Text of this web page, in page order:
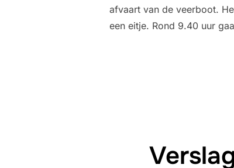
afvaart van de veerboot.
een eitje. Rond 9.40 uur